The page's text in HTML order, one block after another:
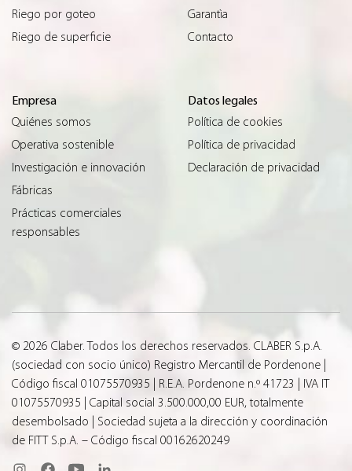
Riego por goteo
Riego de superficie
Garantìa
Contacto
Empresa
Quiénes somos
Operativa sostenible
Investigación e innovación
Fábricas
Prácticas comerciales
responsables
Datos legales
Política de cookies
Política de privacidad
Declaración de privacidad
© 2026 Claber. Todos los derechos reservados. CLABER S.p.A.
(sociedad con socio único) Registro Mercantil de Pordenone |
Código fiscal 01075570935 | R.E.A. Pordenone n.º 41723 | IVA IT
01075570935 | Capital social 3.500.000,00 EUR, totalmente
desembolsado | Sociedad sujeta a la dirección y coordinación
de FITT S.p.A. – Código fiscal 00162620249